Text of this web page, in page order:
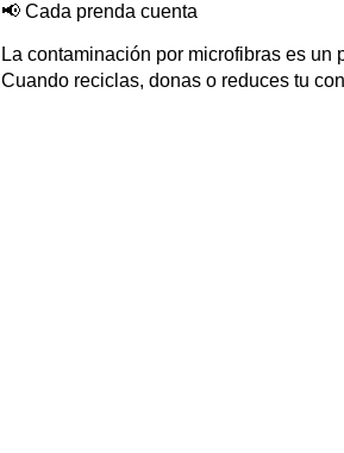
📢 Cada prenda cuenta
La contaminación por microfibras es
Cuando reciclas, donas o reduces tu